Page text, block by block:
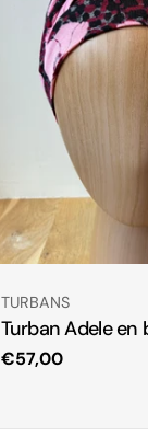
Taper:
TURBANS
Turban Adele
Prix
€57,00